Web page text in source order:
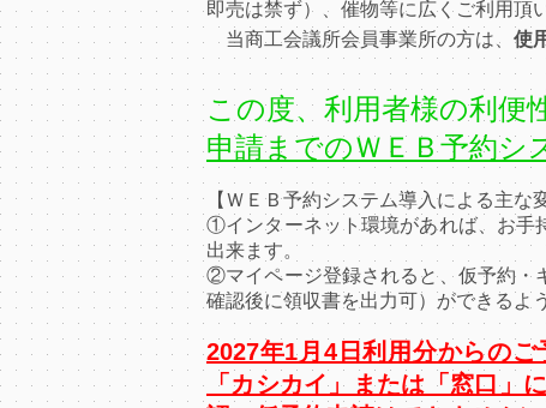
即売は禁ず）、催物等に広くご利用頂
当商工会議所会員事業所の方は、 使
この度、利用者様の利便
申請までのＷＥＢ予約シ
【ＷＥＢ予約システム導入による主な
①インターネット環境があれば、お手
出来ます。
②マイページ登録されると、仮予約・
確認後に領収書を出力可）ができるよ
2027年1月4日利用分からの
「カシカイ」または「窓口」